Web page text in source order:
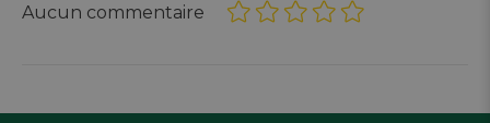
Aucun commentaire